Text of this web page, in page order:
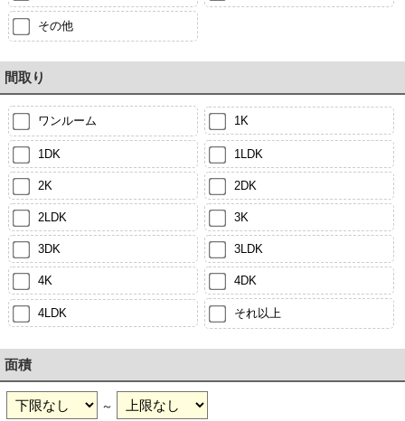
その他
間取り
ワンルーム 1K
1DK 1LDK
2K 2DK
2LDK 3K
3DK 3LDK
4K 4DK
4LDK それ以上
面積
～